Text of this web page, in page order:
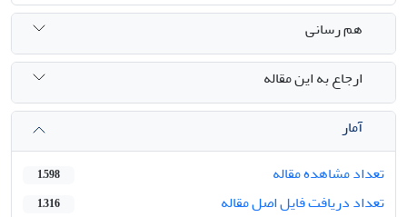
هم رسانی
ارجاع به این مقاله
آمار
تعداد مشاهده مقاله
1,598
تعداد دریافت فایل اصل مقاله 1,316